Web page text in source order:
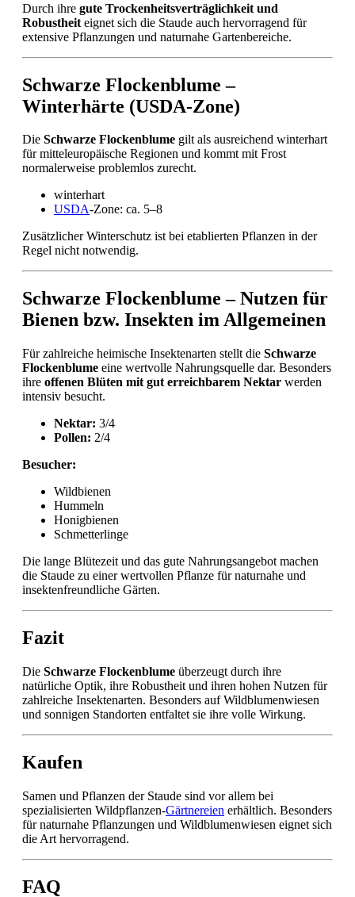
Durch ihre gute Trockenheitsverträglichkeit und
Robustheit eignet sich die Staude auch hervorragend für
extensive Pflanzungen und naturnahe Gartenbereiche.
Schwarze Flockenblume –
Winterhärte (USDA-Zone)
Die Schwarze Flockenblume gilt als ausreichend winterhart
für mitteleuropäische Regionen und kommt mit Frost
normalerweise problemlos zurecht.
winterhart
USDA-Zone: ca. 5–8
Zusätzlicher Winterschutz ist bei etablierten Pflanzen in der
Regel nicht notwendig.
Schwarze Flockenblume – Nutzen für
Bienen bzw. Insekten im Allgemeinen
Für zahlreiche heimische Insektenarten stellt die Schwarze
Flockenblume eine wertvolle Nahrungsquelle dar. Besonders
ihre offenen Blüten mit gut erreichbarem Nektar werden
intensiv besucht.
Nektar: 3/4
Pollen: 2/4
Besucher:
Wildbienen
Hummeln
Honigbienen
Schmetterlinge
Die lange Blütezeit und das gute Nahrungsangebot machen
die Staude zu einer wertvollen Pflanze für naturnahe und
insektenfreundliche Gärten.
Fazit
Die Schwarze Flockenblume überzeugt durch ihre
natürliche Optik, ihre Robustheit und ihren hohen Nutzen für
zahlreiche Insektenarten. Besonders auf Wildblumenwiesen
und sonnigen Standorten entfaltet sie ihre volle Wirkung.
Kaufen
Samen und Pflanzen der Staude sind vor allem bei
spezialisierten Wildpflanzen-Gärtnereien erhältlich. Besonders
für naturnahe Pflanzungen und Wildblumenwiesen eignet sich
die Art hervorragend.
FAQ